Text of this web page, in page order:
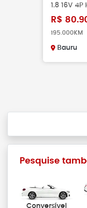
1.8 16V
R$
195.000KM
Bauru
Pesquise
Conversível